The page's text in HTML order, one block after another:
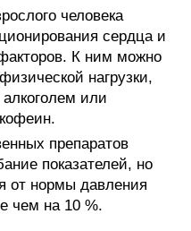
человека
сердца и
К ним можно
нагрузки,
или
препаратов
показателей, но
от нормы давления
чем на 10 %.